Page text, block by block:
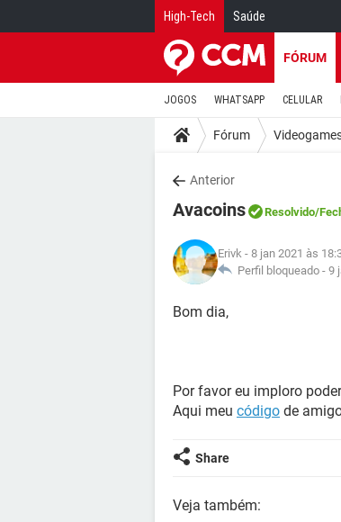
High-Tech Saúde
FÓRUM
JOGOS WHATSAPP CELULAR
Fórum
Anterior
Avacoins Resolvido/
Erivk - 8 jan 2021 às
Perfil bloqueado - 9
Bom dia,
Por favor eu imploro
Aqui meu código de
Share
Veja também: